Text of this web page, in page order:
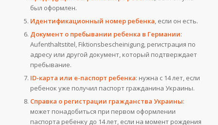
был оформлен.
Идентификационный номер ребенка, если он есть.
Документ о пребывании ребенка в Германии:
Aufenthaltstitel, Fiktionsbescheinigung, регистрация по
адресу или другой документ, который подтверждает
пребывание.
ID-карта или е-паспорт ребенка: нужна с 14 лет, если
ребенок уже получил паспорт гражданина Украины.
Справка о регистрации гражданства Украины:
может понадобиться при первом оформлении
паспорта ребенку до 14 лет, если на момент рождения